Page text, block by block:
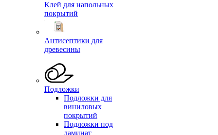
Клей для напольных
покрытий
Антисептики для
древесины
Подложки
Подложки для
виниловых
покрытий
Подложки под
ламинат